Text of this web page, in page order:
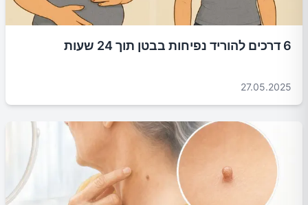
6 דרכים להוריד נפיחות בבטן תוך 24 שעות
27.05.2025